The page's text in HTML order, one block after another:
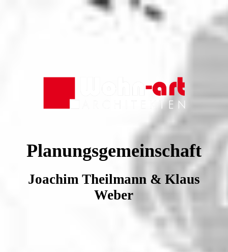
Planungsgemeinschaft
Joachim Theilmann & Klaus
Weber